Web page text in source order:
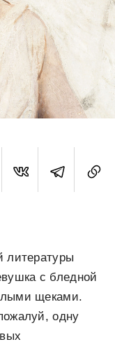
литературы
с бледной
щеками.
одну